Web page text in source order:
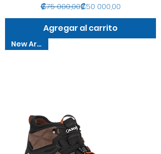
Precio
₡75 000,00Precio de oferta
₡50 000,00
Agregar al carrito
New Arrival